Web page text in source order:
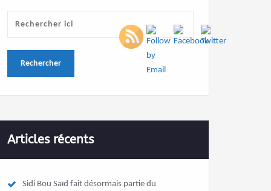
Articles récents
Sidi Bou Saïd fait désormais partie du